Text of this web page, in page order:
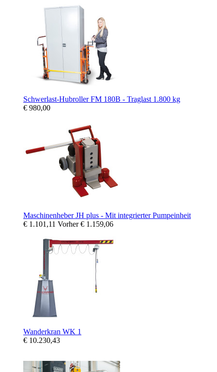
Schwerlast-Hubroller FM 180B - Traglast 1.800 kg
€ 980,00
Maschinenheber JH plus - Mit integrierter Pumpeinheit
€ 1.101,11 Vorher€ 1.159,06
Wanderkran WK 1
€ 10.230,43